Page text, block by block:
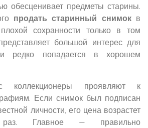
обесценивает предметы старины.
продать старинный снимокв
сохранности только в том
большой интерес для
и редко попадается в хорошем
коллекционеры проявляют к
Если снимок был подписан
личности, его цена возрастет
Главное — правильно